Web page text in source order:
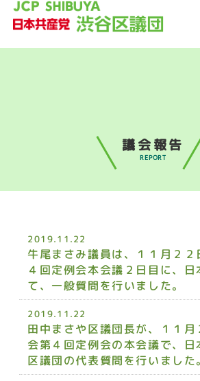
議会報告
REPORT
2019.11.22
牛尾まさみ議員は、１１月２２
４回定例会本会議２日目に、日
て、一般質問を行いました。
2019.11.22
田中まさや区議団長が、１１月
会第４回定例会の本会議で、日
区議団の代表質問を行いました。